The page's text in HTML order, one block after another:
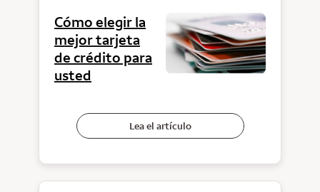
Cómo elegir la
mejor tarjeta
de crédito para
usted
Lea el artículo